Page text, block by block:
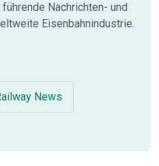
Nachrichten- und
Eisenbahnindustrie.
News